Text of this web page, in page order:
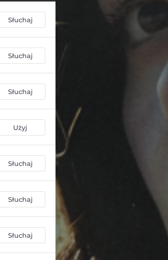
Słuchaj
Słuchaj
Słuchaj
Użyj
Słuchaj
Słuchaj
Słuchaj